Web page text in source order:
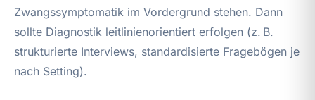
Zwangssymptomatik im Vordergrund stehen. Dann
sollte Diagnostik leitlinienorientiert erfolgen (z. B.
strukturierte Interviews, standardisierte Fragebögen je
nach Setting).